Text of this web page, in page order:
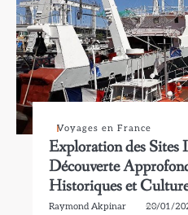
Voyages en France
Exploration des Sites
Découverte
Historiques et
Raymond Akpinar 20/01/